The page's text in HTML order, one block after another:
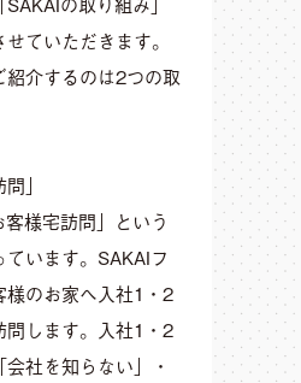
ていただきます。
介するのは2つの取
」
様宅訪問」という
います。SAKAIフ
様のお家へ入社1・2
問します。入社1・2
社を知らない」・